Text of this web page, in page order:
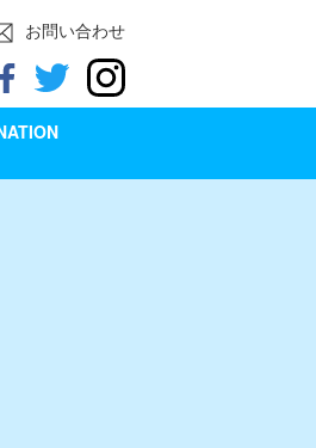
お問い合わせ